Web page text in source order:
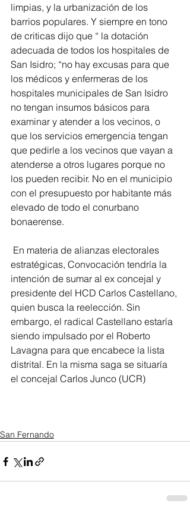
limpias, y la urbanización de los
barrios populares. Y siempre en tono
de criticas dijo que “ la dotación
adecuada de todos los hospitales de
San Isidro; “no hay excusas para que
los médicos y enfermeras de los
hospitales municipales de San Isidro
no tengan insumos básicos para
examinar y atender a los vecinos, o
que los servicios emergencia tengan
que pedirle a los vecinos que vayan a
atenderse a otros lugares porque no
los pueden recibir. No en el municipio
con el presupuesto por habitante más
elevado de todo el conurbano
bonaerense.
estratégicas, Convocación tendría la
intención de sumar al ex concejal y
presidente del HCD Carlos Castellano,
quien busca la reelección. Sin
embargo, el radical Castellano estaría
siendo impulsado por el Roberto
Lavagna para que encabece la lista
distrital. En la misma saga se situaría
el concejal Carlos Junco (UCR)
San Fernando